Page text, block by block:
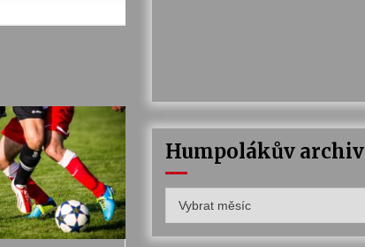
Humpolákův archiv
archiv